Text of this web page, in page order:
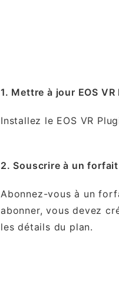
1. Mettre à jour EOS
Installez le EOS VR
2. Souscrire à un
Abonnez-vous à un
abonner, vous devez
les détails du plan.